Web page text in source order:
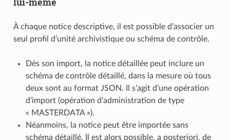
À chaque notice descriptive, il est possible d’associer un
seul profil d’unité archivistique ou schéma de contrôle.
Dès son import, la notice détaillée peut inclure un
schéma de contrôle détaillé, dans la mesure où tous
deux sont au format JSON. Il s’agit d’une opération
d’import (opération d’administration de type
« MASTERDATA »).
Néanmoins, la notice peut être importée sans
schéma détaillé. Il est alors possible, a posteriori, de